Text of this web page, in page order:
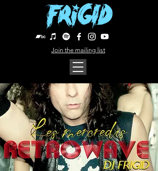
Join the mailing list